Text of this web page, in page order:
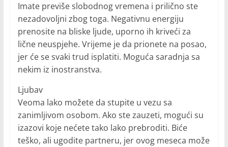
Imate previše slobodnog vremena i prilično ste
nezadovoljni zbog toga. Negativnu energiju
prenosite na bliske ljude, uporno ih kriveći za
lične neuspjehe. Vrijeme je da prionete na posao,
jer će se svaki trud isplatiti. Moguća saradnja sa
nekim iz inostranstva.
Ljubav
Veoma lako možete da stupite u vezu sa
zanimljivom osobom. Ako ste zauzeti, mogući su
izazovi koje nećete tako lako prebroditi. Biće
teško, ali ugodite partneru, jer ovog meseca može